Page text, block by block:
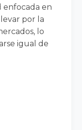
enfocada en
por la
lo
igual de